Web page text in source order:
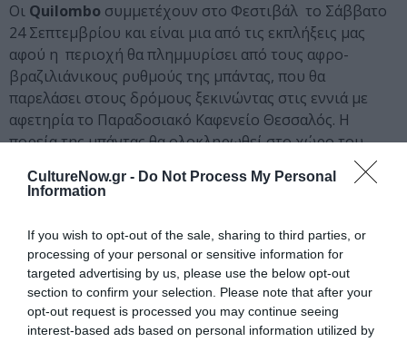
CultureNow.gr - Do Not Process My Personal
Information
If you wish to opt-out of the sale, sharing to third parties, or
processing of your personal or sensitive information for
targeted advertising by us, please use the below opt-out
section to confirm your selection. Please note that after your
opt-out request is processed you may continue seeing
interest-based ads based on personal information utilized by
Οι Quilombo συμμετέχουν στο Φεστιβάλ το Σάββατο
24 Σεπτεμβρίου και είναι μια από τις εκπλήξεις μας
αφού η περιοχή θα πλημμυρίσει από τους αφρο-
βραζιλιάνικους ρυθμούς της μπάντας, που θα
παρελάσει στους δρόμους ξεκινώντας στις εννιά με
αφετηρία το Παραδοσιακό Καφενείο Θεσσαλός. Η
πορεία της μπάντας θα ολοκληρωθεί στο χώρο του
Quilombo Centro Cultural, όπου θα δώσει τη σκυτάλη
στον Dj KyrBill Funk Afrobeat Reggae Brass and Tropical
Όλες οι εκδηλώσεις είναι με δωρεάν είσοδο εκτός από
το Methodia Live Stage που έχει τιμή εισιτηρίου.
Παρακάτω θα βρείτε αναλυτικά το πρόγραμμα της κάθε
μέρας και τις διευθύνσεις των χώρων που
συμμετέχουν στο Φεστιβάλ Βοτανικού «Κάτω από τις